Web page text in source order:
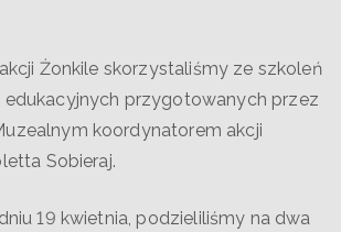
Żonkile skorzystaliśmy ze szkoleń
edukacyjnych przygotowanych przez
koordynatorem akcji
Sobieraj.
19 kwietnia, podzieliliśmy na dwa